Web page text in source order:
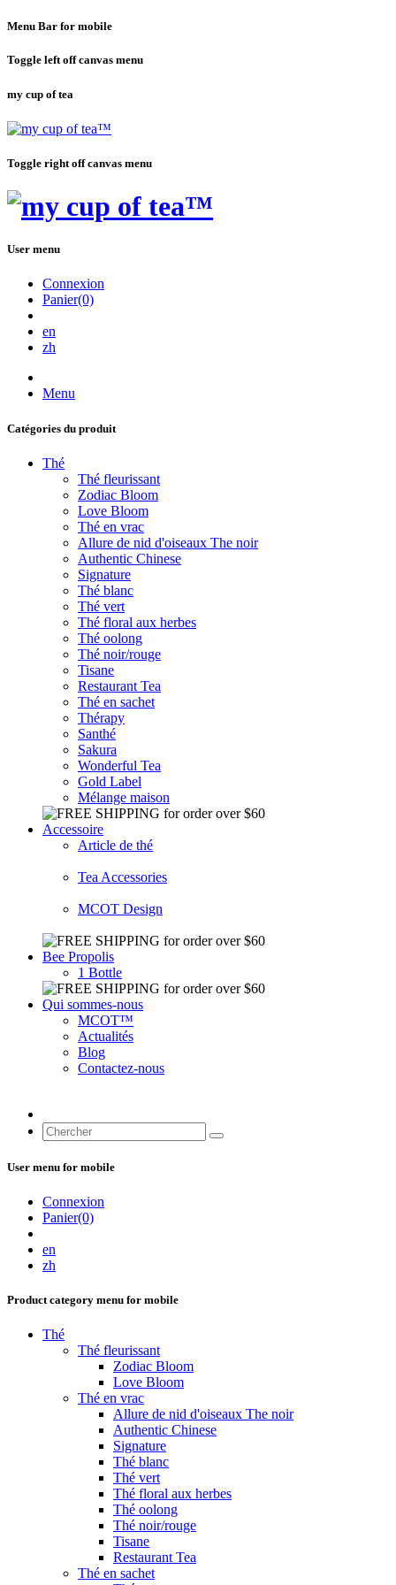
Menu Bar for mobile
Toggle left off canvas menu
my cup of tea
Toggle right off canvas menu
User menu
Connexion
Panier(0)
en
zh
Menu
Catégories du produit
Thé
Thé fleurissant
Zodiac Bloom
Love Bloom
Thé en vrac
Allure de nid d'oiseaux The noir
Authentic Chinese
Signature
Thé blanc
Thé vert
Thé floral aux herbes
Thé oolong
Thé noir/rouge
Tisane
Restaurant Tea
Thé en sachet
Thérapy
Santhé
Sakura
Wonderful Tea
Gold Label
Mélange maison
Accessoire
Article de thé
Tea Accessories
MCOT Design
Bee Propolis
1 Bottle
Qui sommes-nous
MCOT™
Actualités
Blog
Contactez-nous
User menu for mobile
Connexion
Panier(0)
en
zh
Product category menu for mobile
Thé
Thé fleurissant
Zodiac Bloom
Love Bloom
Thé en vrac
Allure de nid d'oiseaux The noir
Authentic Chinese
Signature
Thé blanc
Thé vert
Thé floral aux herbes
Thé oolong
Thé noir/rouge
Tisane
Restaurant Tea
Thé en sachet